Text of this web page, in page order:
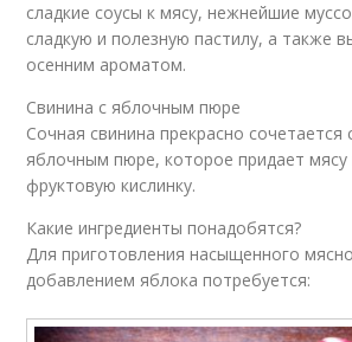
сладкие соусы к мясу, нежнейшие
сладкую и полезную пастилу, а также
осенним ароматом.
Свинина с яблочным пюре
Сочная свинина прекрасно сочетается
яблочным пюре, которое придает мясу
фруктовую кислинку.
Какие ингредиенты понадобятся?
Для приготовления насыщенного
добавлением яблока потребуется: